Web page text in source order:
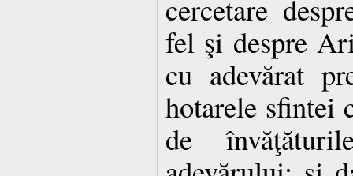
cercetare
fel şi despre
cu adevărat
hotarele sfintei
de